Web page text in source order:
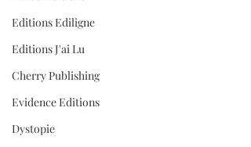
Editions Ediligne
Editions J'ai Lu
Cherry Publishing
Evidence Editions
Dystopie